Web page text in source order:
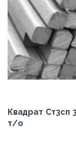
Квадрат Ст3сп
т/о